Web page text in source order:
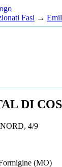
Fasi →
DI
4/9
(MO)